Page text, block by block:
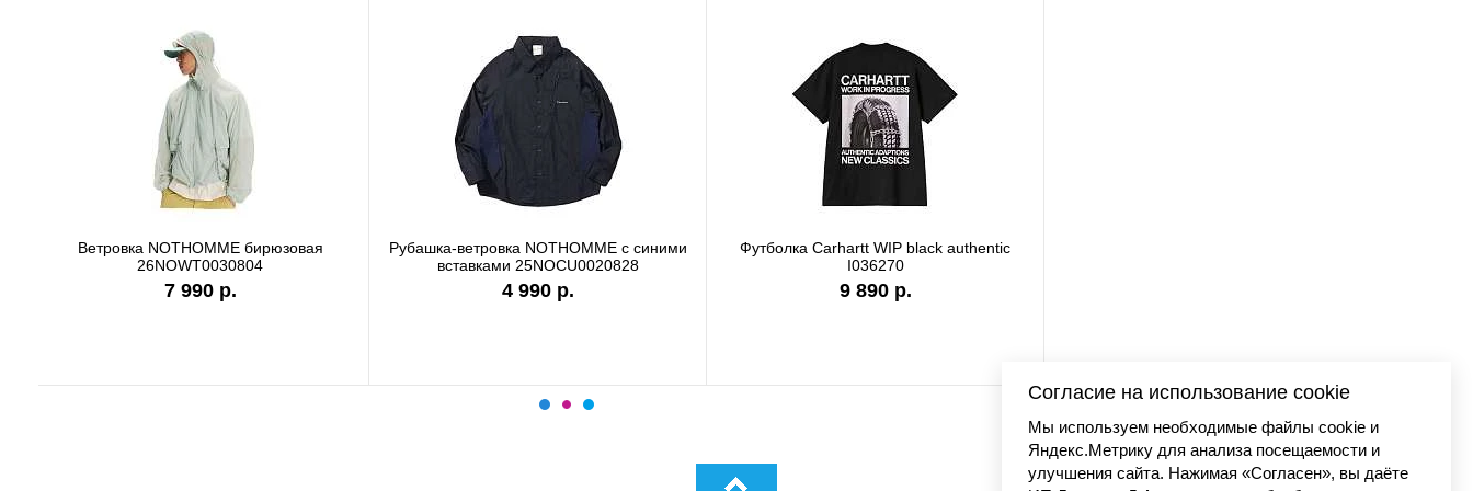
Футболка Carhartt WIP white I036244
7 990 р.
Футболка Carhartt WIP garment dyed
I036185
9 890 р.
Футболка Carhartt WIP stone washed
I036220
7 990 р.
Согласие на использование cookie
Мы используем необходимые файлы cookie и
Яндекс.Метрику для анализа посещаемости и
улучшения сайта. Нажимая «Согласен», вы даёте